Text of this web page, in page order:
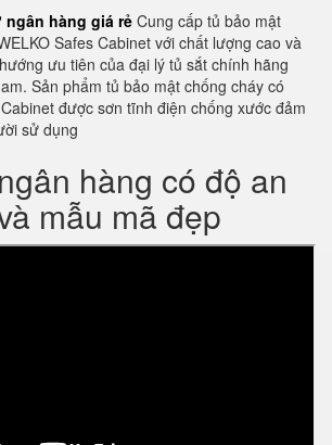
hàng giá rẻ Cung cấp tủ bảo mật
Safes Cabinet với chất lượng cao và
ưu tiên của đại lý tủ sắt chính hãng
Sản phẩm tủ bảo mật chống cháy có
được sơn tĩnh điện chống xước đảm
sử dụng
hàng có độ an
mẫu mã đẹp